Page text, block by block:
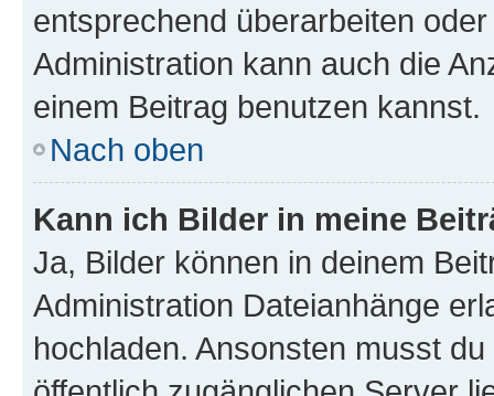
entsprechend überarbeiten
Administration kann auch die
einem Beitrag benutzen kannst.
Nach oben
Kann ich Bilder in meine
Ja, Bilder können in deinem
Administration Dateianhänge
hochladen. Ansonsten musst